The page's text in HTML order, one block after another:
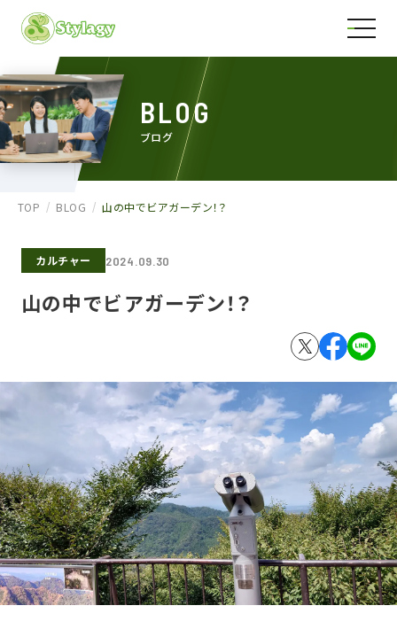
BLOG
ブログ
TOP BLOG 山の中でビアガーデン！？
カルチャー 2024.09.30
山の中でビアガーデン！？